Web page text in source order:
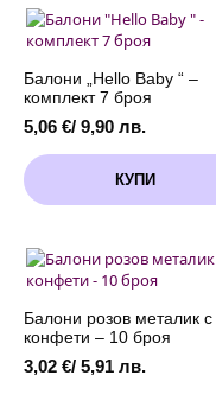
/
розов/
Балони „Hello Baby “ –
комплект 7 броя
5,06 €/ 9,90 лв.
КУПИ
Балони розов металик с
конфети – 10 броя
3,02 €/ 5,91 лв.